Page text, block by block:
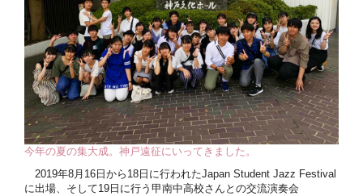
今年の夏の集大成。神戸遠征にいってきました。
2019年8月16日から18日に行われたJapan Student Jazz Festival
に出場、そして19日に行う甲南中高校さんとの交流演奏会